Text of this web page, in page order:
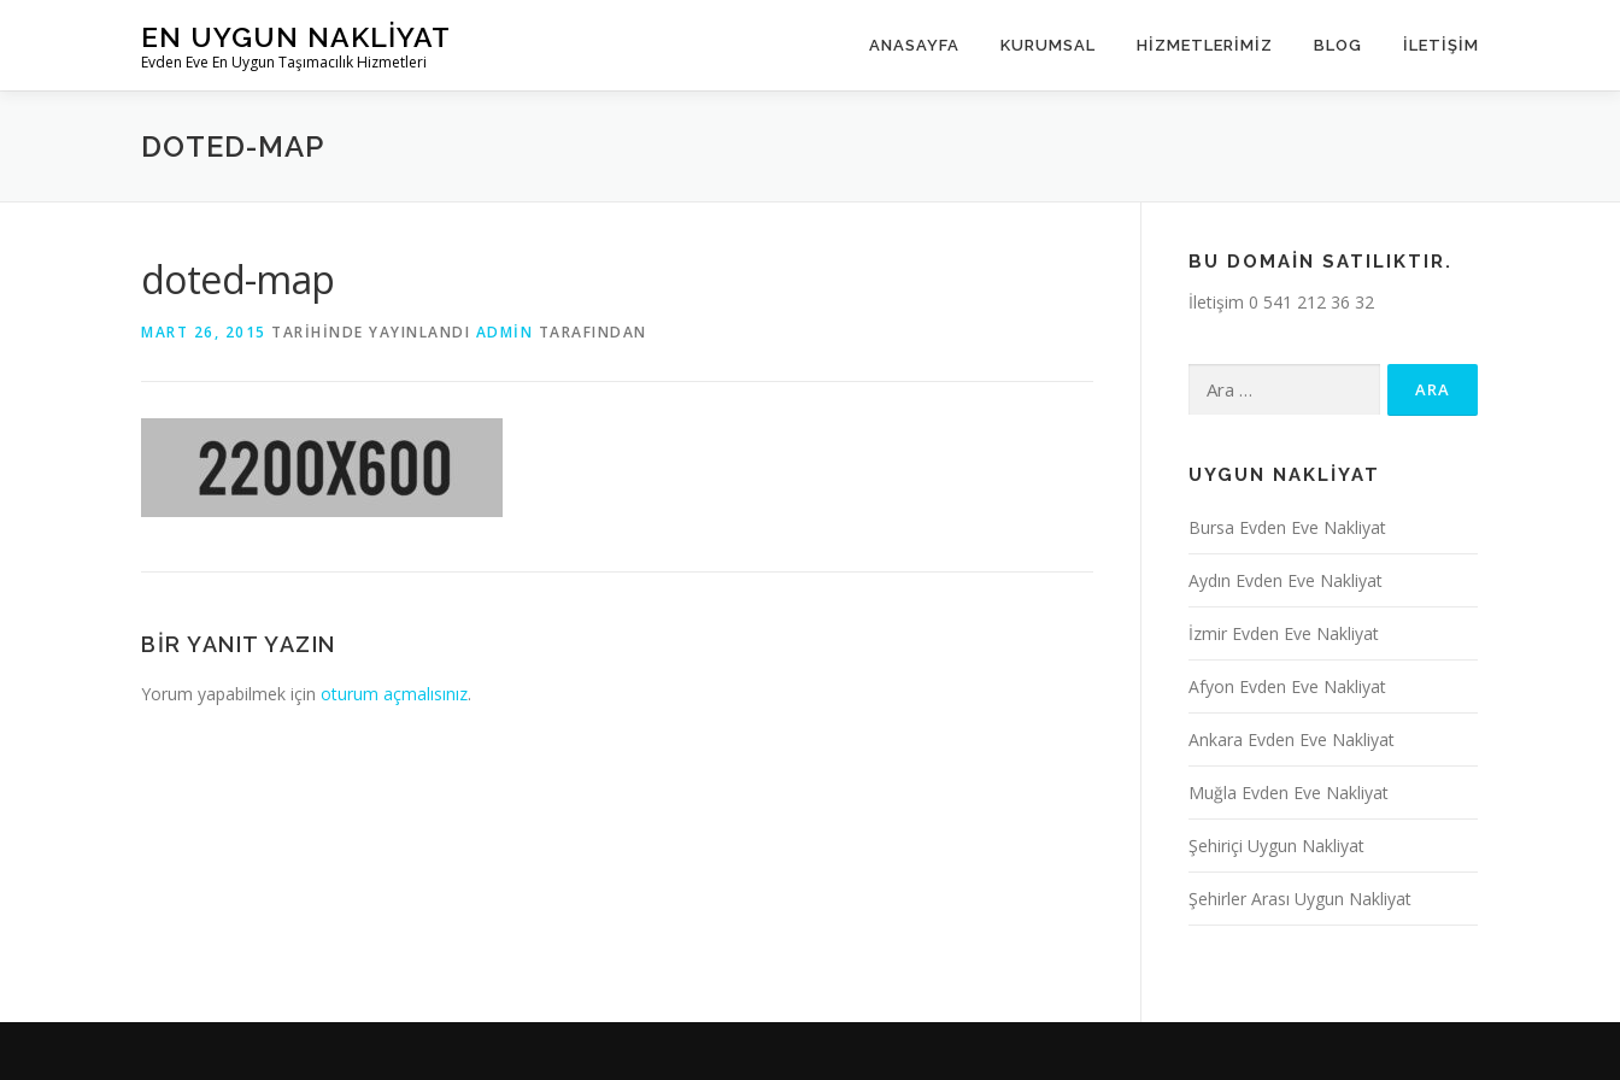
EN UYGUN NAKLIYAT
Evden Eve En Uygun Taşımacılık Hizmetleri
ANASAYFA KURUMSAL HIZMETLERIMIZ BLOG İLETIŞIM
DOTED-MAP
doted-map
MART 26, 2015 TARIHINDE YAYINLANDI ADMIN TARAFINDAN
BIR YANIT YAZIN
Yorum yapabilmek için oturum açmalısınız.
BU DOMAIN SATILIKTIR.
İletişim 0 541 212 36 32
UYGUN NAKLIYAT
Bursa Evden Eve Nakliyat
Aydın Evden Eve Nakliyat
İzmir Evden Eve Nakliyat
Afyon Evden Eve Nakliyat
Ankara Evden Eve Nakliyat
Muğla Evden Eve Nakliyat
Şehiriçi Uygun Nakliyat
Şehirler Arası Uygun Nakliyat